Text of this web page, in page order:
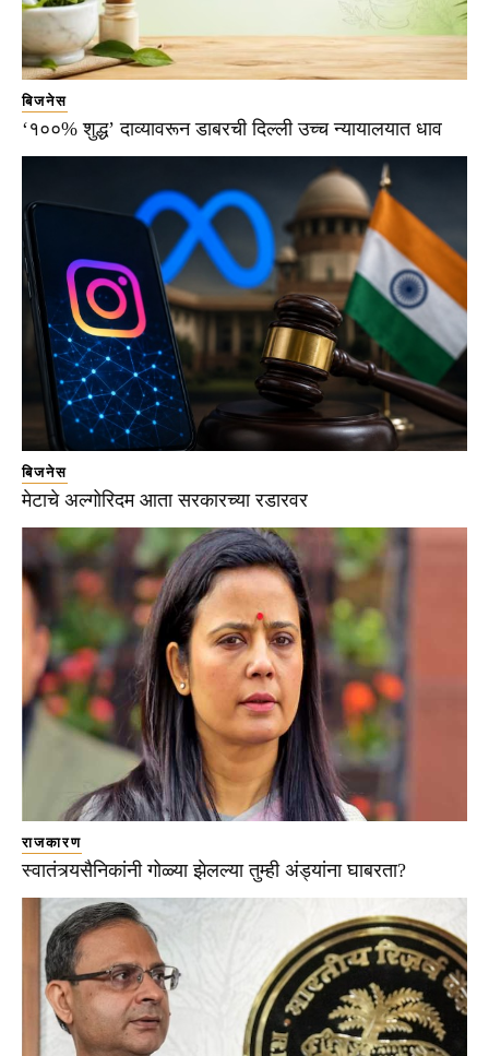
बिजनेस
‘१००% शुद्ध’ दाव्यावरून डाबरची दिल्ली उच्च न्यायालयात धाव
बिजनेस
मेटाचे अल्गोरिदम आता सरकारच्या रडारवर
राजकारण
स्वातंत्र्यसैनिकांनी गोळ्या झेलल्या तुम्ही अंड्यांना घाबरता?